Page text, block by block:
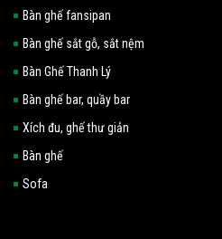
Bàn ghế fansipan
Bàn ghế sắt gỗ, sắt nệm
Bàn Ghế Thanh Lý
Bàn ghế bar, quầy bar
Xích đu, ghế thư giản
Bàn ghế
Sofa